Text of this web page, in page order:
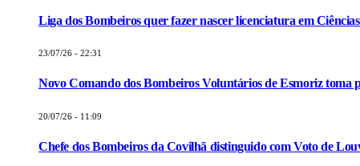
Liga dos Bombeiros quer fazer nascer licenciatura em
23/07/26 - 22:31
Novo Comando dos Bombeiros Voluntários de Esmoriz toma
20/07/26 - 11:09
Chefe dos Bombeiros da Covilhã distinguido com Voto de